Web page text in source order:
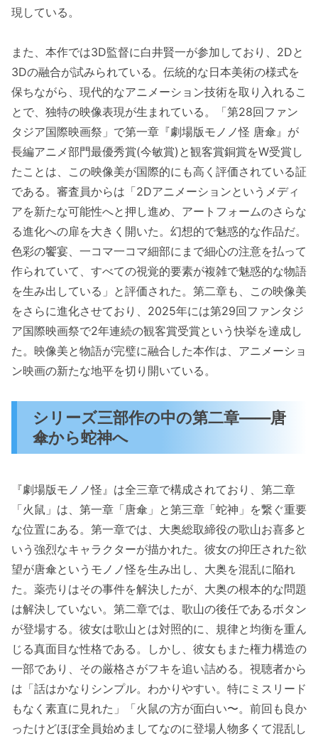
現している。
また、本作では3D監督に白井賢一が参加しており、2Dと
3Dの融合が試みられている。伝統的な日本美術の様式を
保ちながら、現代的なアニメーション技術を取り入れるこ
とで、独特の映像表現が生まれている。「第28回ファン
タジア国際映画祭」で第一章『劇場版モノノ怪 唐傘』が
長編アニメ部門最優秀賞(今敏賞)と観客賞銅賞をW受賞し
たことは、この映像美が国際的にも高く評価されている証
である。審査員からは「2Dアニメーションというメディ
アを新たな可能性へと押し進め、アートフォームのさらな
る進化への扉を大きく開いた。幻想的で魅惑的な作品だ。
色彩の饗宴、一コマ一コマ細部にまで細心の注意を払って
作られていて、すべての視覚的要素が複雑で魅惑的な物語
を生み出している」と評価された。第二章も、この映像美
をさらに進化させており、2025年には第29回ファンタジ
ア国際映画祭で2年連続の観客賞受賞という快挙を達成し
た。映像美と物語が完璧に融合した本作は、アニメーショ
ン映画の新たな地平を切り開いている。
シリーズ三部作の中の第二章——唐
傘から蛇神へ
『劇場版モノノ怪』は全三章で構成されており、第二章
「火鼠」は、第一章「唐傘」と第三章「蛇神」を繋ぐ重要
な位置にある。第一章では、大奥総取締役の歌山お喜多と
いう強烈なキャラクターが描かれた。彼女の抑圧された欲
望が唐傘というモノノ怪を生み出し、大奥を混乱に陥れ
た。薬売りはその事件を解決したが、大奥の根本的な問題
は解決していない。第二章では、歌山の後任であるボタン
が登場する。彼女は歌山とは対照的に、規律と均衡を重ん
じる真面目な性格である。しかし、彼女もまた権力構造の
一部であり、その厳格さがフキを追い詰める。視聴者から
は「話はかなりシンプル。わかりやすい。特にミスリード
もなく素直に見れた」「火鼠の方が面白い〜。前回も良か
ったけどほぼ全員始めましてなのに登場人物多くて混乱し